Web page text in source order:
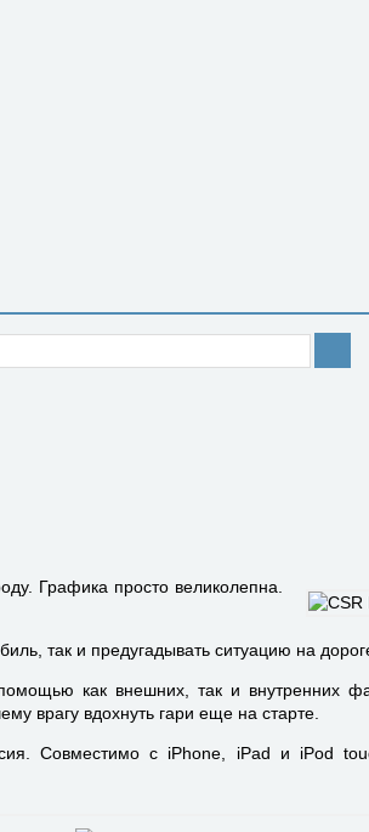
Графика просто великолепна.
так и предугадывать ситуацию на
как внешних, так и внутренних
врагу вдохнуть гари еще на старте.
Совместимо с iPhone, iPad и iPod